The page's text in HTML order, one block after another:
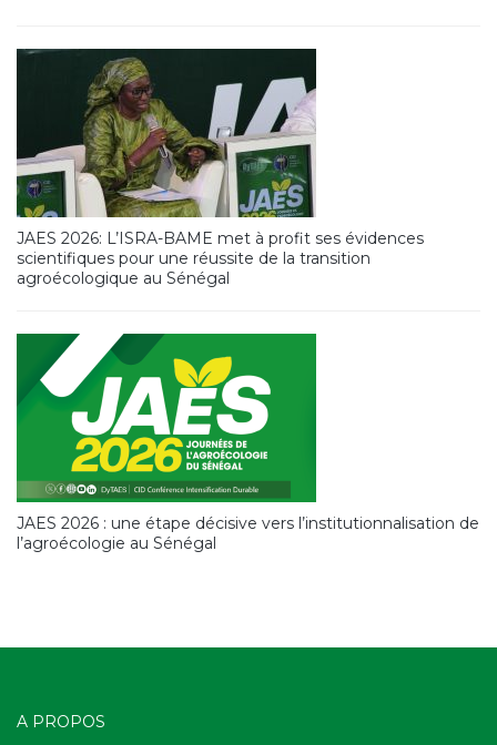
JAES 2026: L’ISRA-BAME met à profit ses évidences
scientifiques pour une réussite de la transition
agroécologique au Sénégal
JAES 2026 : une étape décisive vers l’institutionnalisation de
l’agroécologie au Sénégal
A PROPOS